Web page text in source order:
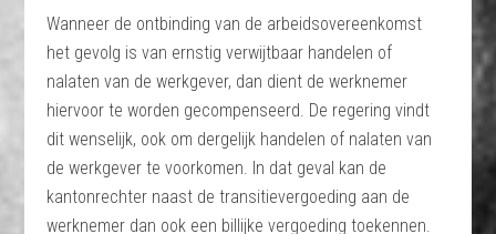
Wanneer de ontbinding van de arbeidsovereenkomst
het gevolg is van ernstig verwijtbaar handelen of
nalaten van de werkgever, dan dient de werknemer
hiervoor te worden gecompenseerd. De regering vindt
dit wenselijk, ook om dergelijk handelen of nalaten van
de werkgever te voorkomen. In dat geval kan de
kantonrechter naast de transitievergoeding aan de
werknemer dan ook een billijke vergoeding toekennen.